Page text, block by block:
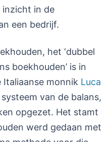
inzicht in de
een bedrijf.
het ‘dubbel
boekhouden’ is in
monnik Luca
van de balans,
opgezet. Het stamt
werd gedaan met